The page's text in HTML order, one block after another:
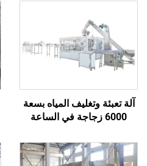
آلة تعبئة وتغليف المياه بسعة
6000 زجاجة في الساعة